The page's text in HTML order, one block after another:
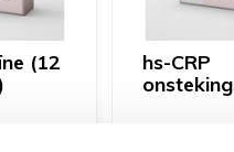
(12
hs-CRP